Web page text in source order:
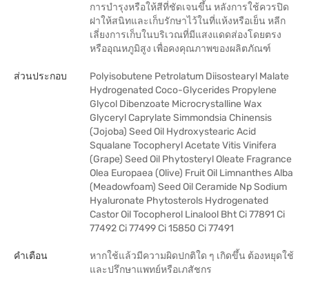
การบำรุงหรือให้สีที่ชัดเจนขึ้น หลังการใช้ควรปิด
ฝาให้สนิทและเก็บรักษาไว้ในที่แห้งหรือเย็น หลีก
เลี่ยงการเก็บในบริเวณที่มีแสงแดดส่องโดยตรง
หรืออุณหภูมิสูง เพื่อคงคุณภาพของผลิตภัณฑ์
ส่วนประกอบ
Polyisobutene Petrolatum Diisostearyl Malate
Hydrogenated Coco-Glycerides Propylene
Glycol Dibenzoate Microcrystalline Wax
Glyceryl Caprylate Simmondsia Chinensis
(Jojoba) Seed Oil Hydroxystearic Acid
Squalane Tocopheryl Acetate Vitis Vinifera
(Grape) Seed Oil Phytosteryl Oleate Fragrance
Olea Europaea (Olive) Fruit Oil Limnanthes Alba
(Meadowfoam) Seed Oil Ceramide Np Sodium
Hyaluronate Phytosterols Hydrogenated
Castor Oil Tocopherol Linalool Bht Ci 77891 Ci
77492 Ci 77499 Ci 15850 Ci 77491
คำเตือน
หากใช้แล้วมีความผิดปกติใด ๆ เกิดขึ้น ต้องหยุดใช้
และปรึกษาแพทย์หรือเภสัชกร